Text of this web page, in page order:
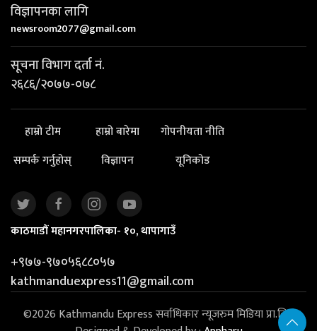
विज्ञापनका लागि
newsroom2077@gmail.com
सूचना विभाग दर्ता नं.
२६८६/२०७७-०७८
हाम्रो टीम हाम्रो बारेमा
गोपनीयता नीति
सम्पर्क गर्नुहोस्
विज्ञापन यूनिकोड
काठमाडौं महानगरपालिका- १०, थापागाउँ
+९७७-९७०५६८८०५७
kathmanduexpress11@gmail.com
©2026 Kathmandu Express सर्वाधिकार न्यूजरुम मिडिया प्रा.लि. |